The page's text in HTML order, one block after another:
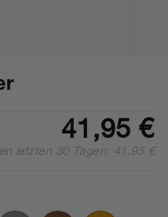
41,95 €
letzten 30 Tagen: 41,95 €